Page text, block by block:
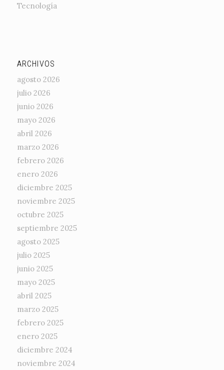
Tecnología
ARCHIVOS
agosto 2026
julio 2026
junio 2026
mayo 2026
abril 2026
marzo 2026
febrero 2026
enero 2026
diciembre 2025
noviembre 2025
octubre 2025
septiembre 2025
agosto 2025
julio 2025
junio 2025
mayo 2025
abril 2025
marzo 2025
febrero 2025
enero 2025
diciembre 2024
noviembre 2024